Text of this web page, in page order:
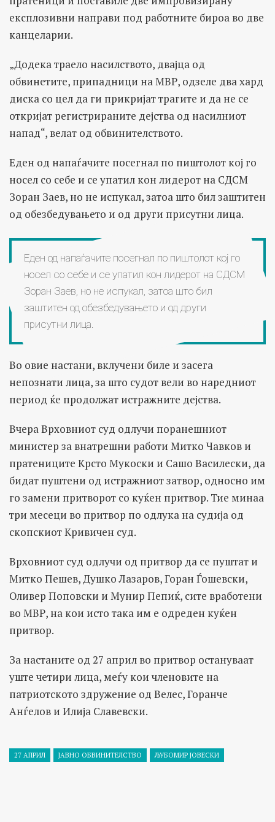
експлозивни направи под работните бироа во две
канцеларии.
„Додека траело насилството, двајца од
обвинетите, припадници на МВР, одзеле два хард
диска со цел да ги прикријат трагите и да не се
откријат регистрираните дејства од насилниот
напад“, велат од обвинителството.
Еден од напаѓачите посегнал по пиштолот кој го
носел со себе и се упатил кон лидерот на СДСМ
Зоран Заев, но не испукал, затоа што бил заштитен
од обезбедувањето и од други присутни лица.
Еден од напаѓачите посегнал по пиштолот кој го
носел со себе и се упатил кон лидерот на СДСМ
Зоран Заев, но не испукал, затоа што бил
заштитен од обезбедувањето и од други
присутни лица.
Во овие настани, вклучени биле и засега
непознати лица, за што судот вели во наредниот
период ќе продолжат истражните дејства.
Вчера Врховниот суд одлучи поранешниот
министер за внатрешни работи Митко Чавков и
пратениците Крсто Мукоски и Сашо Василески, да
бидат пуштени од истражниот затвор, односно им
го замени притворот со куќен притвор. Тие минаа
три месеци во притвор по одлука на судија од
скопскиот Кривичен суд.
Врховниот суд одлучи од притвор да се пуштат и
Митко Пешев, Душко Лазаров, Горан Ѓошевски,
Оливер Поповски и Мунир Пепиќ, сите вработени
во МВР, на кои исто така им е одреден куќен
притвор.
За настаните од 27 април во притвор остануваат
уште четири лица, меѓу кои членовите на
патриотското здружение од Велес, Горанче
Анѓелов и Илија Славевски.
27 АПРИЛ ЈАВНО ОБВИНИТЕЛСТВО ЉУБОМИР ЈОВЕСКИ